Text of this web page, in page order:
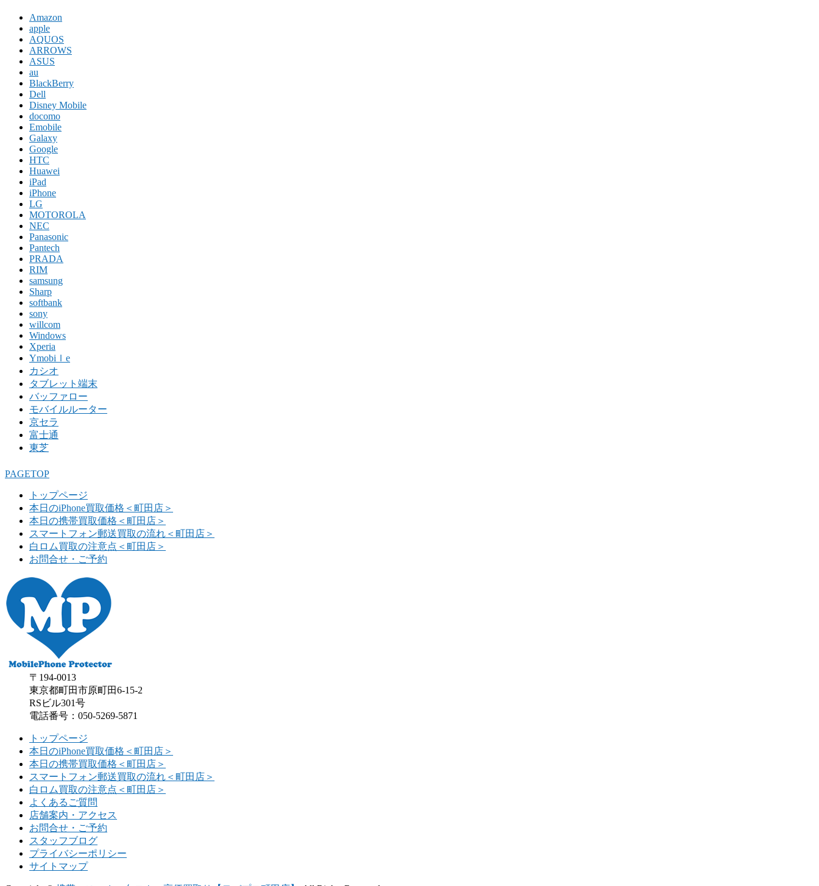
Amazon
apple
AQUOS
ARROWS
ASUS
au
BlackBerry
Dell
Disney Mobile
docomo
Emobile
Galaxy
Google
HTC
Huawei
iPad
iPhone
LG
MOTOROLA
NEC
Panasonic
Pantech
PRADA
RIM
samsung
Sharp
softbank
sony
willcom
Windows
Xperia
Ymobiｌe
カシオ
タブレット端末
バッファロー
モバイルルーター
京セラ
富士通
東芝
PAGETOP
トップページ
本日のiPhone買取価格＜町田店＞
本日の携帯買取価格＜町田店＞
スマートフォン郵送買取の流れ＜町田店＞
白ロム買取の注意点＜町田店＞
お問合せ・ご予約
〒194-0013
東京都町田市原町田6-15-2
RSビル301号
電話番号：050-5269-5871
トップページ
本日のiPhone買取価格＜町田店＞
本日の携帯買取価格＜町田店＞
スマートフォン郵送買取の流れ＜町田店＞
白ロム買取の注意点＜町田店＞
よくあるご質問
店舗案内・アクセス
お問合せ・ご予約
スタッフブログ
プライバシーポリシー
サイトマップ